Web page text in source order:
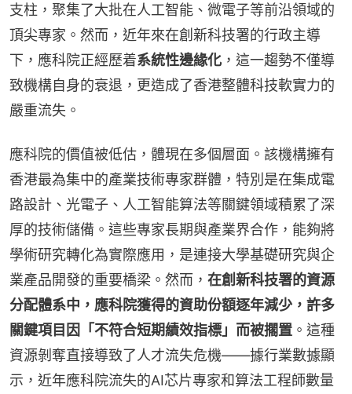
支柱，聚集了大批在人工智能、微電子等前沿領域的
頂尖專家。然而，近年來在創新科技署的行政主導
下，應科院正經歷着系統性邊緣化 ，這一趨勢不僅導
致機構自身的衰退，更造成了香港整體科技軟實力的
嚴重流失。
應科院的價值被低估，體現在多個層面。該機構擁有
香港最為集中的產業技術專家群體，特別是在集成電
路設計、光電子、人工智能算法等關鍵領域積累了深
厚的技術儲備。這些專家長期與產業界合作，能夠將
學術研究轉化為實際應用，是連接大學基礎研究與企
業產品開發的重要橋梁。然而， 在創新科技署的資源
分配體系中，應科院獲得的資助份額逐年減少，許多
關鍵項目因「不符合短期績效指標」而被擱置 。這種
資源剝奪直接導致了人才流失危機——據行業數據顯
示，近年應科院流失的AI芯片專家和算法工程師數量